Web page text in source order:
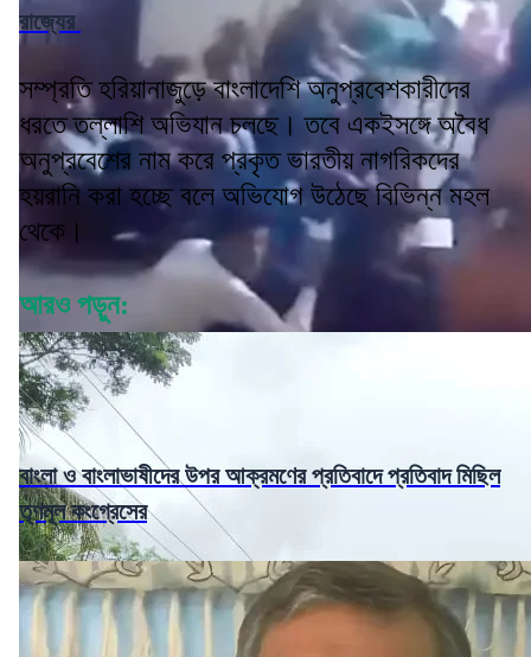
রাজ্যের
সম্প্রতি হরিয়ানাজুড়ে বাংলাদেশি অনুপ্রবেশকারীদের
ধরতে তল্লাশি অভিযান চলছে। তবে একইসঙ্গে অবৈধ
অনুপ্রবেশের নাম করে প্রকৃত ভারতীয় নাগরিকদের
হয়রানি করা হচ্ছে বলে অভিযোগ উঠেছে বিভিন্ন মহল
থেকে।
আরও পড়ুন:
বাংলা ও বাংলাভাষীদের উপর আক্রমণের প্রতিবাদে প্রতিবাদ মিছিল
তৃণমূল কংগ্রেসের